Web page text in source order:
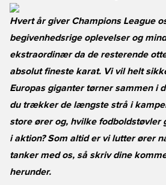
Hvert år giver Champions League
begivenhedsrige oplevelser og
ekstraordinær da de resterende
absolut fineste karat. Vi vil helt
Europas giganter tørner sammen i
du trækker de længste strå i
store ører og, hvilke fodboldstøvler
i aktion? Som altid er vi lutter ører
tanker med os, så skriv dine
herunder.